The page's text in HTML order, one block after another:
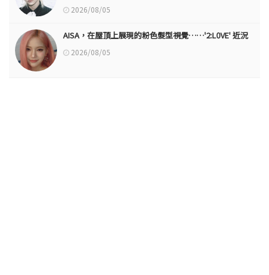
2026/08/05
AISA，在屋頂上展現的粉色髮型視覺……'2:L0VE' 近況
2026/08/05